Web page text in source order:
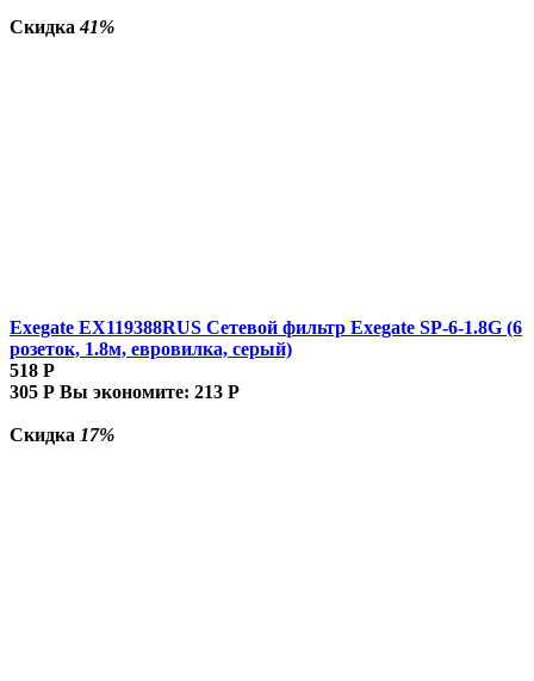
Скидка41%
Exegate EX119388RUS Сетевой фильтр Exegate SP-6-1.8G (6
розеток, 1.8м, евровилка, серый)
518 Р
305 Р Вы экономите: 213 Р
Скидка 17%